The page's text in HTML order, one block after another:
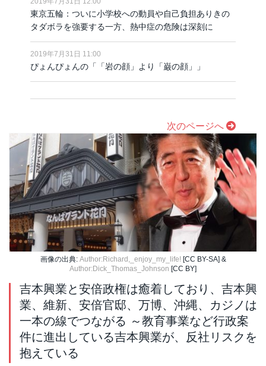
東京五輪：ついに小学校への動員や自己負担ありきの
タダボラを強要する一方、熱中症の危険は深刻に
2019年7月31日 11:00
ぴょんぴょんの「「岩の顔」より「巌の顔」」
次のページへ
画像の出典: Author:Richard,_enjoy_my_life![CC BY-SA] &
Author:Dick_Thomas_Johnson [CC BY]
吉本興業と安倍政権は癒着しており、吉本興
業、維新、安倍官邸、万博、沖縄、カジノは
一本の線でつながる ～教育事業など行政案
件に進出している吉本興業が、反社リスクを
抱えている